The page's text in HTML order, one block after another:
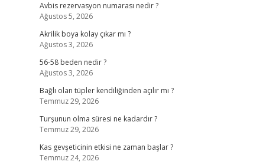
Avbis rezervasyon numarası nedir ?
Ağustos 5, 2026
Akrilik boya kolay çıkar mı ?
Ağustos 3, 2026
56-58 beden nedir ?
Ağustos 3, 2026
Bağlı olan tüpler kendiliğinden açılır mı ?
Temmuz 29, 2026
Turşunun olma süresi ne kadardır ?
Temmuz 29, 2026
Kas gevşeticinin etkisi ne zaman başlar ?
Temmuz 24, 2026